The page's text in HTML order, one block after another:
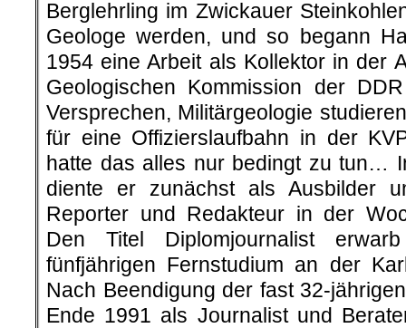
Berglehrling im Zwickauer
Geologe werden, und so begann
1954 eine Arbeit als Kollektor in der
Geologischen Kommission der
Versprechen, Militärgeologie
für eine Offizierslaufbahn in der
hatte das alles nur bedingt zu tun…
diente er zunächst als Ausbilder
Reporter und Redakteur in der
Den Titel Diplomjournalist
fünfjährigen Fernstudium an der
Nach Beendigung der fast 32-
Ende 1991 als Journalist und